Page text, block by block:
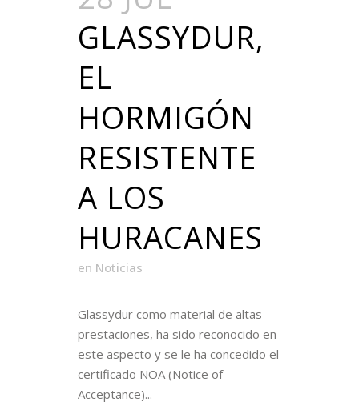
GLASSYDUR,
EL
HORMIGÓN
RESISTENTE
A LOS
HURACANES
en Noticias
Glassydur como material de altas
prestaciones, ha sido reconocido en
este aspecto y se le ha concedido el
certificado NOA (Notice of
Acceptance)...